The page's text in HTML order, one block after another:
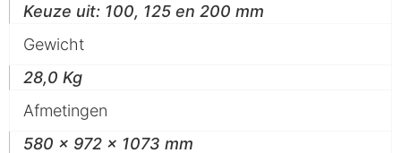
Keuze uit: 100, 125 en 200 mm
Gewicht
28,0 Kg
Afmetingen
580 x 972 x 1073 mm